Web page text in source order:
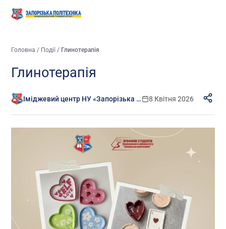
Головна / Події/ Глинотерапія
Глинотерапія
Іміджевий центр НУ «Запорізька політехніка» 8 Квітня 2026